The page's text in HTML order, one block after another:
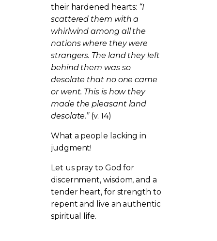
their hardened hearts: “I
scattered them with a
whirlwind among all the
nations where they were
strangers. The land they left
behind them was so
desolate that no one came
or went. This is how they
made the pleasant land
desolate.”(v. 14)
What a people lacking in
judgment!
Let us pray to God for
discernment, wisdom, and a
tender heart, for strength to
repent and live an authentic
spiritual life.